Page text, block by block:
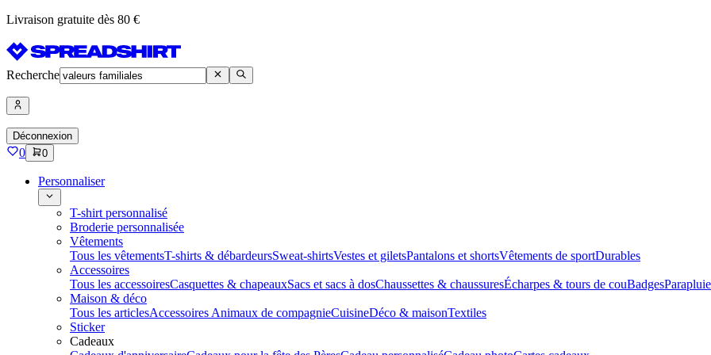
Livraison gratuite dès 80 €
Recherche
Déconnexion
0 0
Personnaliser
T-shirt personnalisé
Broderie personnalisée
Vêtements
Tous les vêtementsT-shirts & débardeursSweat-shirtsVestes et giletsPantalons et shortsVêtements de sportDurables
Accessoires
Tous les accessoiresCasquettes & chapeauxSacs et sacs à dosChaussettes & chaussuresÉcharpes & tours de couBadges
Maison & déco
Tous les articlesAccessoires Animaux de compagnieCuisineDéco & maisonTextiles
Sticker
Cadeaux